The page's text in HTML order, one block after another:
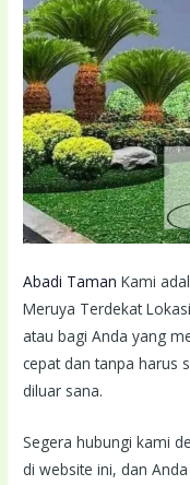
Abadi Taman Kami
Meruya Terdekat
atau bagi Anda yang
cepat dan tanpa harus
diluar sana.
Segera hubungi kami
di website ini, dan